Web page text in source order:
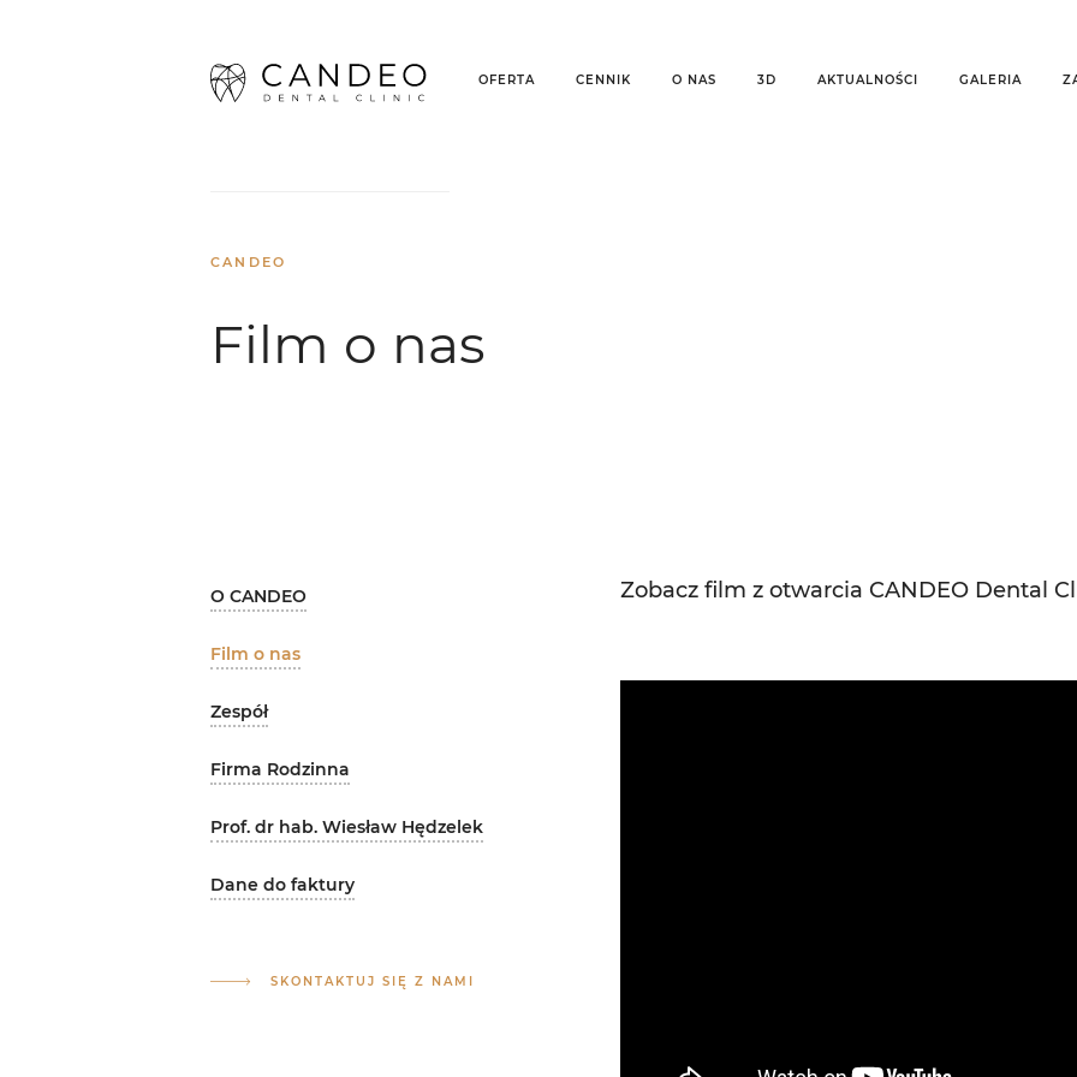
OFERTA CENNIK O NAS 3D AKTUALNOŚCI GALERIA
CANDEO
Film o nas
O CANDEO
Film o nas
Zespół
Firma Rodzinna
Prof. dr hab. Wiesław Hędzelek
Dane do faktury
SKONTAKTUJ SIĘ Z NAMI
Zobacz film z otwarcia CANDEO Dental